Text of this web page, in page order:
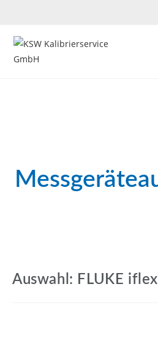
Auswahl: FLUKE